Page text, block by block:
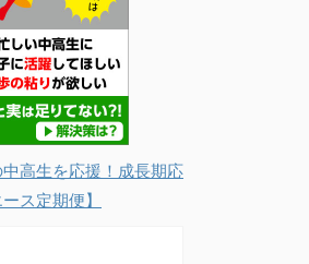
高生を応援！成長期応
ス定期便】